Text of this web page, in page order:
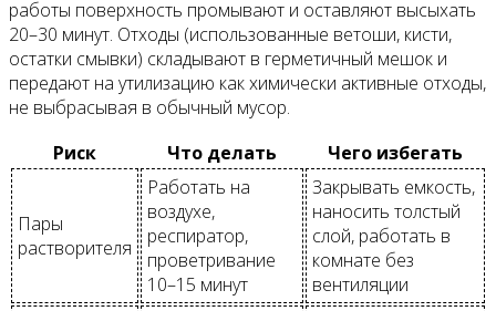
работы поверхность промывают и оставляют высыхать
20–30 минут. Отходы (использованные ветоши, кисти,
остатки смывки) складывают в герметичный мешок и
передают на утилизацию как химически активные отходы,
не выбрасывая в обычный мусор.
Риск
Что делать Чего избегать
Пары
растворителя
Работать на
воздухе,
респиратор,
проветривание
10–15 минут
Закрывать емкость,
наносить толстый
слой, работать в
комнате без
вентиляции